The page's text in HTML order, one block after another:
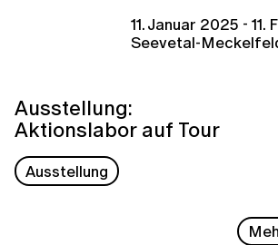
11. Januar 2025 -
Seevetal-
Ausstellung:
Aktionslabor auf Tour
Ausstellung